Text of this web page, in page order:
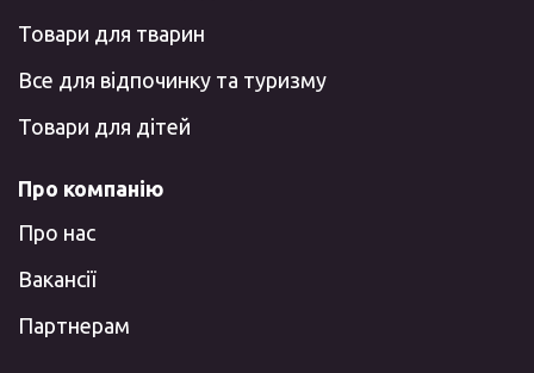
Товари для тварин
Все для відпочинку та туризму
Товари для дітей
Про компанію
Про нас
Вакансії
Партнерам